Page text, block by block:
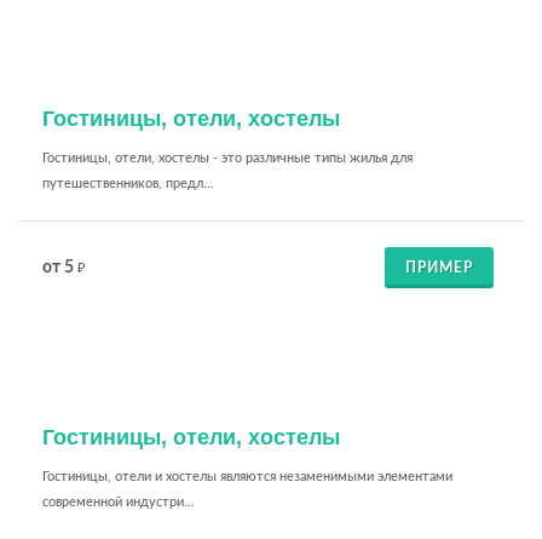
Гостиницы, отели, хостелы
Гостиницы, отели, хостелы - это различные типы жилья для
путешественников, предл...
от 5 ₽ ПРИМЕР
Гостиницы, отели, хостелы
Гостиницы, отели и хостелы являются незаменимыми элементами
современной индустри...